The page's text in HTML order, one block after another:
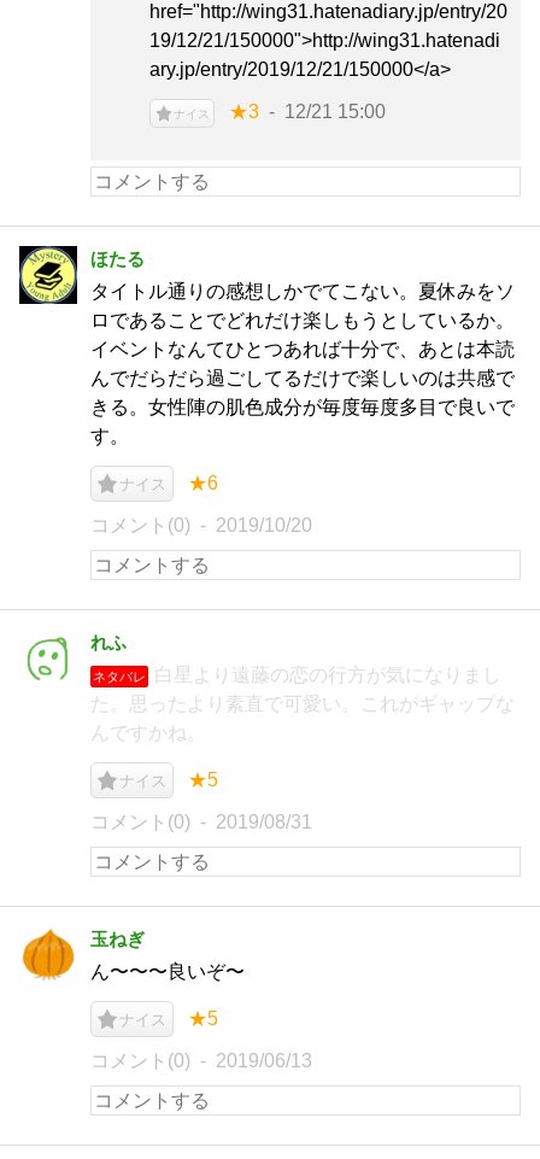
href="http://wing31.hatenadiary.jp/entry/20
19/12/21/150000">http://wing31.hatenadi
ary.jp/entry/2019/12/21/150000</a>
ナイス ★3 12/21 15:00
ほたる
タイトル通りの感想しかでてこない。夏休みをソ
ロであることでどれだけ楽しもうとしているか。
イベントなんてひとつあれば十分で、あとは本読
んでだらだら過ごしてるだけで楽しいのは共感で
きる。女性陣の肌色成分が毎度毎度多目で良いで
す。
ナイス ★6
コメント(0) 2019/10/20
れふ
ネタバレ
白星より遠藤の恋の行方が気になりまし
た。思ったより素直で可愛い。これがギャップな
んですかね。
ナイス ★5
コメント(0) 2019/08/31
玉ねぎ
ん〜〜〜良いぞ〜
ナイス ★5
コメント(0) 2019/06/13